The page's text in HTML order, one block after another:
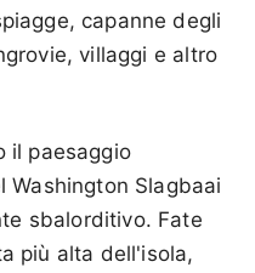
capanne degli
villaggi e altro
il paesaggio
Slagbaai
sbalorditivo. Fate
più alta dell'isola,